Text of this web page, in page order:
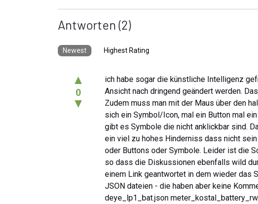
Antworten (2)
Newest Highest Rating
▲
0
▼
ich habe sogar die künstliche Intelligenz
Ansicht nach dringend geändert werden.
Zudem muss man mit der Maus über den
sich ein Symbol/Icon, mal ein Button mal
gibt es Symbole die nicht anklickbar sind.
ein viel zu hohes Hinderniss dass nicht
oder Buttons oder Symbole. Leider ist die
so dass die Diskussionen ebenfalls wild
einem Link geantwortet in dem wieder das
JSON dateien - die haben aber keine
deye_lp1_bat.json